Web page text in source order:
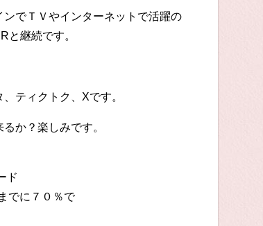
でＴＶやインターネットで活躍の
と継続です。
ティクトク、Xです。
か？楽しみです。
ド
でに７０％で